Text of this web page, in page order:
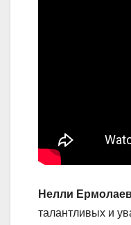
Нелли
талантливых и